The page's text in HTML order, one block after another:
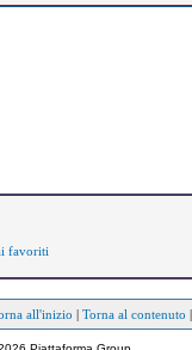
favoriti
all'inizio |Torna al contenuto